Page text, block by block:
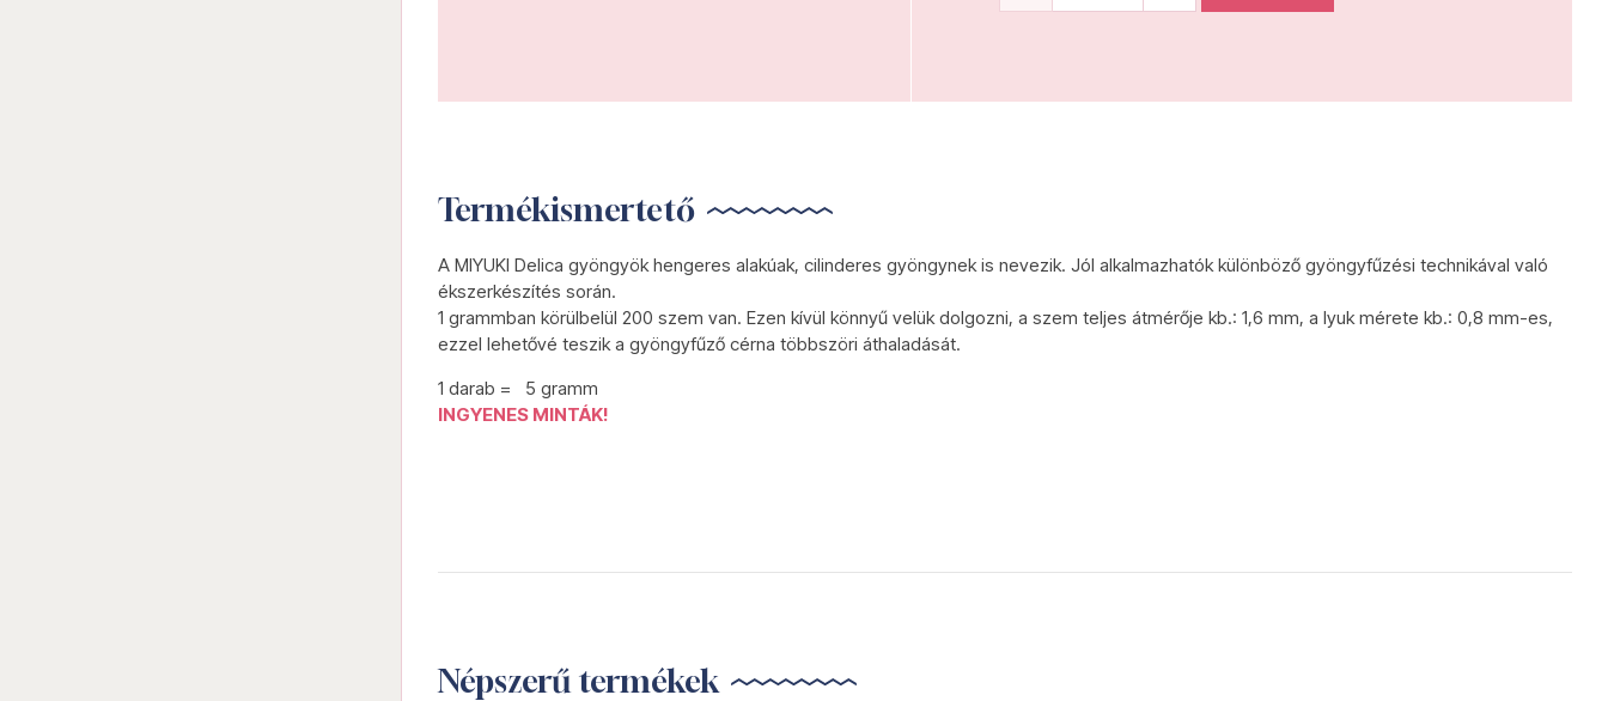
Termékismertető
A MIYUKI Delica gyöngyök hengeres alakúak, cilinderes gyöngynek is nevezik. Jól alkalmazhatók különböző gyöngyfűzési technikával való
ékszerkészítés során.
1 grammban körülbelül 200 szem van. Ezen kívül könnyű velük dolgozni, a szem teljes átmérője kb.: 1,6 mm, a lyuk mérete kb.: 0,8 mm-es,
ezzel lehetővé teszik a gyöngyfűző cérna többszöri áthaladását.
1 darab = 5 gramm
INGYENES MINTÁK!
Népszerű termékek